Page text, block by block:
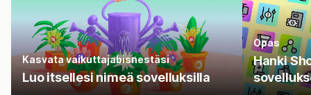
Kasvata vaikuttajabisnestäsi
Luo itsellesi nimeä sovelluksilla
Opas
Hanki